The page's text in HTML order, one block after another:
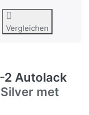
Vergleichen
2 Autolack
met